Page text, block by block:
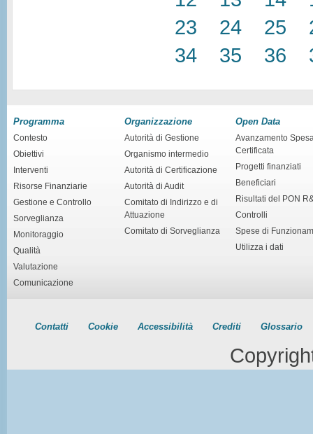
23
24 25
34
35 36
Programma
Contesto
Obiettivi
Interventi
Risorse Finanziarie
Gestione e Controllo
Sorveglianza
Monitoraggio
Qualità
Valutazione
Comunicazione
Organizzazione
Autorità di Gestione
Organismo intermedio
Autorità di Certificazione
Autorità di Audit
Comitato di Indirizzo e di
Attuazione
Comitato di Sorveglianza
Open Data
Avanzamento
Certificata
Progetti finanziati
Beneficiari
Risultati del PON
Controlli
Spese di
Utilizza i dati
Contatti Cookie Accessibilità Crediti Glossario